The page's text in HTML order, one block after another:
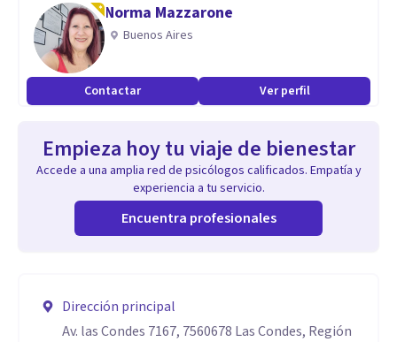
Norma Mazzarone
Buenos Aires
Contactar Ver perfil
Empieza hoy tu viaje de bienestar
Accede a una amplia red de psicólogos calificados. Empatía y
experiencia a tu servicio.
Encuentra profesionales
Dirección principal
Av. las Condes 7167, 7560678 Las Condes, Región